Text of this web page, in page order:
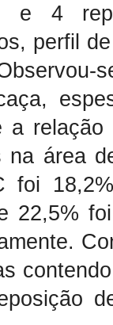
e 4
perfil
a
na área
foi
22,5%